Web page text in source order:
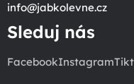
info@jabkolevne.cz
Sleduj nás
FacebookInstagram